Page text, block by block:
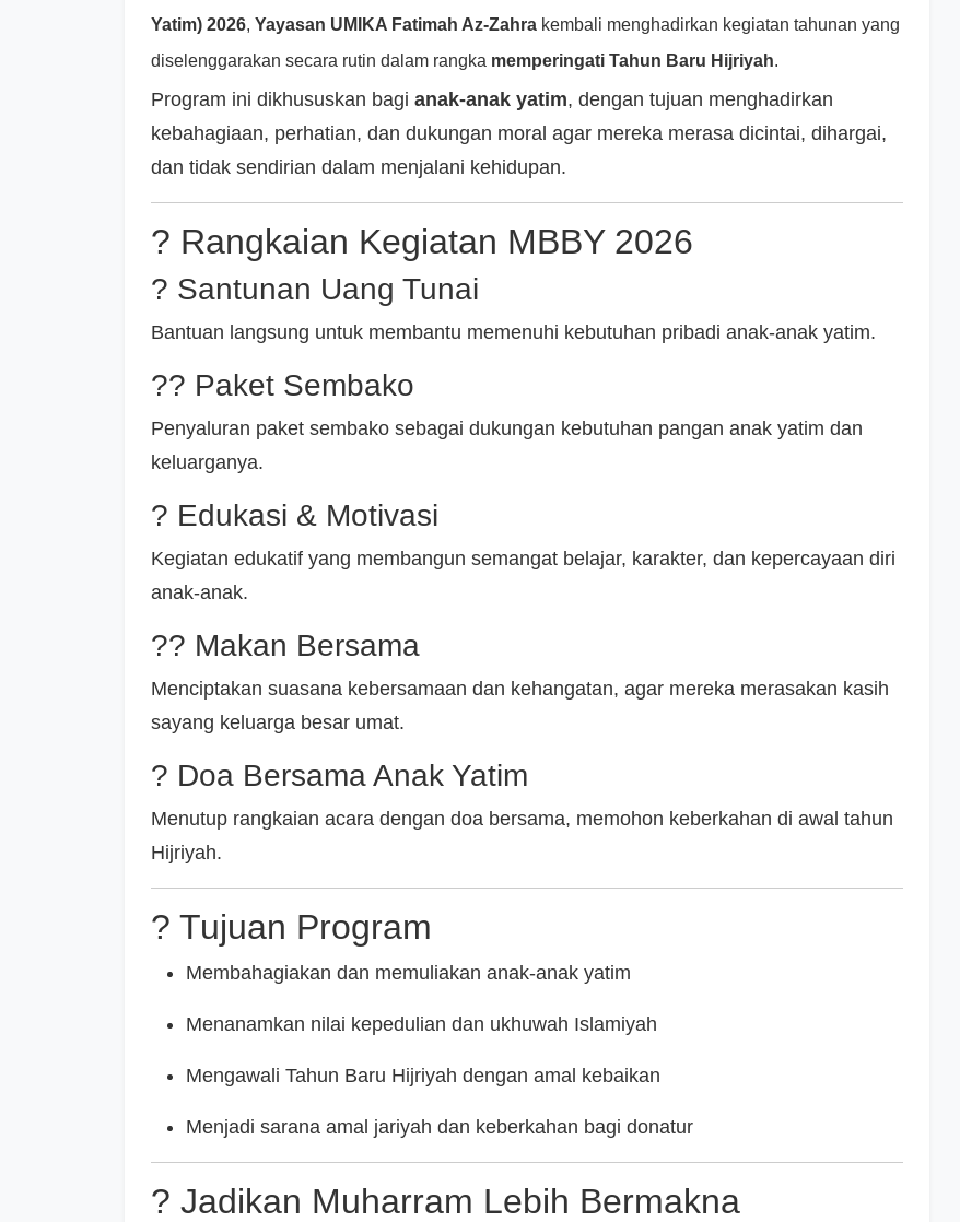
Yatim) 2026, Yayasan UMIKA Fatimah Az-Zahra kembali menghadirkan kegiatan tahunan yang
diselenggarakan secara rutin dalam rangka memperingati Tahun Baru Hijriyah.
Program ini dikhususkan bagi anak-anak yatim, dengan tujuan menghadirkan
kebahagiaan, perhatian, dan dukungan moral agar mereka merasa dicintai, dihargai,
dan tidak sendirian dalam menjalani kehidupan.
? Rangkaian Kegiatan MBBY 2026
? Santunan Uang Tunai
Bantuan langsung untuk membantu memenuhi kebutuhan pribadi anak-anak yatim.
?? Paket Sembako
Penyaluran paket sembako sebagai dukungan kebutuhan pangan anak yatim dan
keluarganya.
? Edukasi & Motivasi
Kegiatan edukatif yang membangun semangat belajar, karakter, dan kepercayaan diri
anak-anak.
?? Makan Bersama
Menciptakan suasana kebersamaan dan kehangatan, agar mereka merasakan kasih
sayang keluarga besar umat.
? Doa Bersama Anak Yatim
Menutup rangkaian acara dengan doa bersama, memohon keberkahan di awal tahun
Hijriyah.
? Tujuan Program
Membahagiakan dan memuliakan anak-anak yatim
Menanamkan nilai kepedulian dan ukhuwah Islamiyah
Mengawali Tahun Baru Hijriyah dengan amal kebaikan
Menjadi sarana amal jariyah dan keberkahan bagi donatur
? Jadikan Muharram Lebih Bermakna